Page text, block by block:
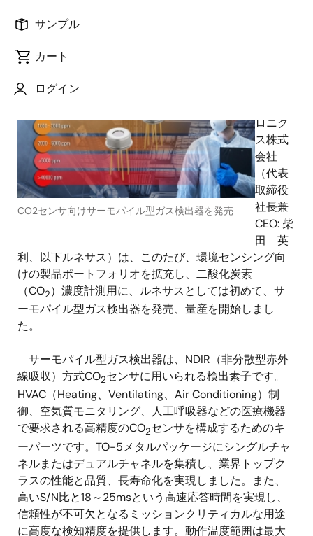
サンプル
カート
ログイン
2021年9月16日
CO2センサ向けサーモパイル型ガス検出器を発売
ロニク
ス株式
会社
（代表
取締役
社長兼
CEO: 柴
田 英
利、以下ルネサス）は、このたび、環境センシング向
けの製品ポートフォリオを拡充し、二酸化炭素
（CO2）濃度計測用に、ルネサスとしては初めて、サ
ーモパイル型ガス検出器を発売、量産を開始しまし
た。
サーモパイル型ガス検出器は、NDIR（非分散型赤外
線吸収）方式CO2センサに用いられる検出素子です。
HVAC（Heating、Ventilating、Air Conditioning）制
御、空気質モニタリング、人工呼吸器などの医療機器
で要求される高精度のCO2センサを構成するためのキ
ーパーツです。TO-5メタルパッケージにシングルチャ
ネルまたはデュアルチャネルを集積し、業界トップク
ラスの性能と品質、長寿命化を実現しました。また、
高いS/N比と18～25msという高速応答時間を実現し、
信頼性が不可欠となるミッションクリティカルな用途
に高度な検知精度を提供します。動作温度範囲は最大